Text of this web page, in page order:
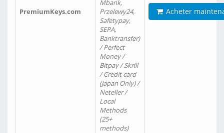
PremiumKeys.com
Mbank,
Przelewy24,
Safetypay,
SEPA,
Banktransfer)
/ Perfect
Money /
Bitpay / Skrill
/ Credit card
(Japan Only) /
Neteller /
Local
Methods
(25+
methods)
Acheter